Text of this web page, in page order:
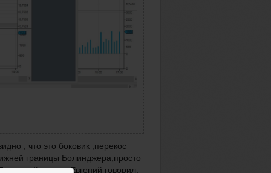
, что это боковик ,перекос
границы Болинджера,просто
второй сделке Евгений говорил,